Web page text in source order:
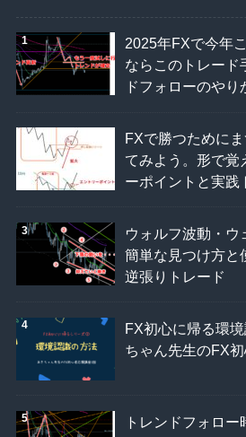
2025年FXで今年
ならこのトレード
ドフォローのやり
FXで勝つために
てみよう。形で覚
ーポイントと実践
ウォルフ波動・ウ
簡単な見つけ方と
逆張りトレード
FX初心に帰る環
ちゃん先生のFX
トレンドフォロ